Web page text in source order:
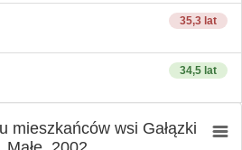
35,3 lat
34,5 lat
mieszkańców wsi Gałązki